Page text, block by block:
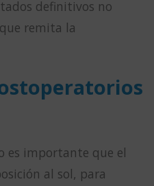
definitivos no
remita la
es importante que el
al sol, para